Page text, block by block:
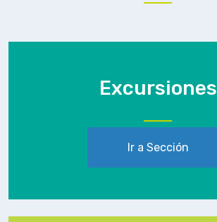
Excursiones
Ir a Sección